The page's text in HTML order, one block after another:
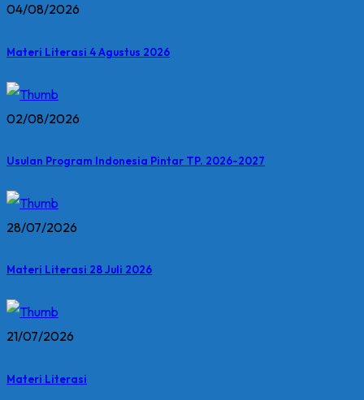
04/08/2026
Materi Literasi 4 Agustus 2026
02/08/2026
Usulan Program Indonesia Pintar TP. 2026-2027
28/07/2026
Materi Literasi 28 Juli 2026
21/07/2026
Materi Literasi